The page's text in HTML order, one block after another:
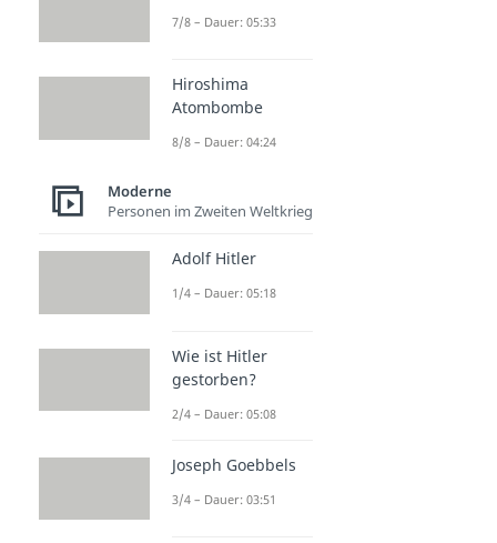
7/8 – Dauer: 05:33
Hiroshima
Atombombe
8/8 – Dauer: 04:24
Moderne
Personen im Zweiten Weltkrieg
Adolf Hitler
1/4 – Dauer: 05:18
Wie ist Hitler
gestorben?
2/4 – Dauer: 05:08
Joseph Goebbels
3/4 – Dauer: 03:51